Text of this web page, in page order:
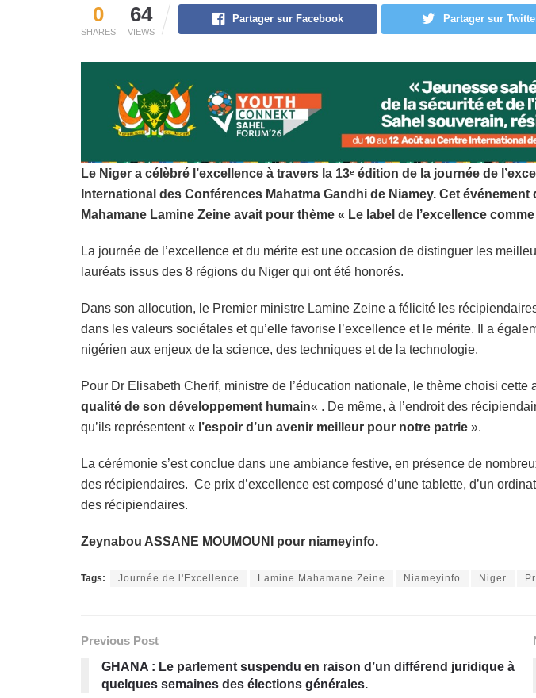
0
SHARES
64
VIEWS
Partager sur Facebook Partager sur
Le Niger a célèbré l’excellence à travers la 13e édition de la journée de
International des Conférences Mahatma Gandhi de Niamey. Cet
Mahamane Lamine Zeine avait pour thème « Le label de l’excellence
La journée de l’excellence et du mérite est une occasion de distinguer les
lauréats issus des 8 régions du Niger qui ont été honorés.
Dans son allocution, le Premier ministre Lamine Zeine a félicité les
dans les valeurs sociétales et qu’elle favorise l’excellence et le mérite. Il a
nigérien aux enjeux de la science, des techniques et de la technologie.
Pour Dr Elisabeth Cherif, ministre de l’éducation nationale, le thème choisi cette
qualité de son développement humain« . De même, à l’endroit des
qu’ils représentent « l’espoir d’un avenir meilleur pour notre patrie ».
La cérémonie s’est conclue dans une ambiance festive, en présence de
des récipiendaires. Ce prix d’excellence est composé d’une tablette, d’un
des récipiendaires.
Zeynabou ASSANE MOUMOUNI pour niameyinfo.
Tags: Journée de l'Excellence Lamine Mahamane Zeine Niameyinfo Niger
Previous Post
GHANA : Le parlement suspendu en raison d’un différend juridique à
quelques semaines des élections générales.